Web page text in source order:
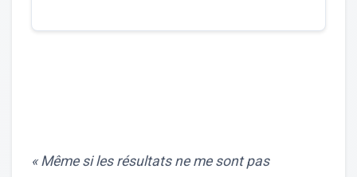
« Même si les résultats ne me sont pas